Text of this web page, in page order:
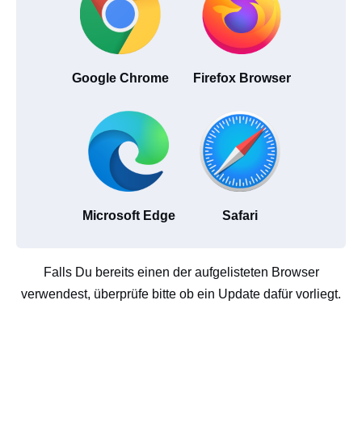
Google Chrome Firefox Browser
Microsoft Edge Safari
Falls Du bereits einen der aufgelisteten Browser
verwendest, überprüfe bitte ob ein Update dafür vorliegt.